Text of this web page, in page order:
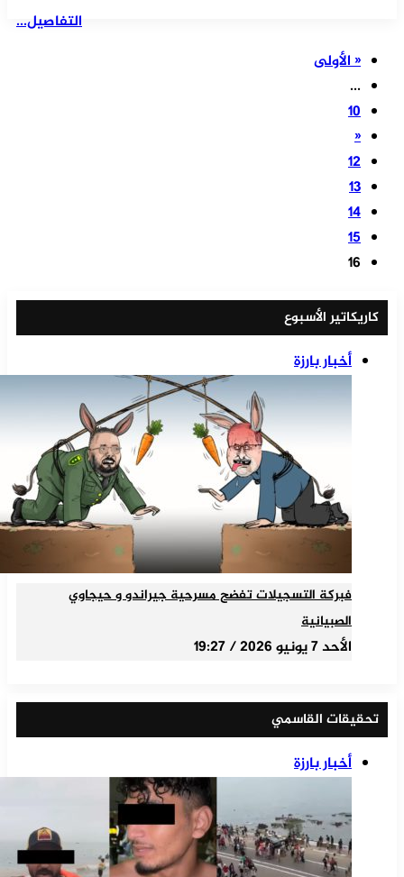
التفاصيل...
« الأولى
...
10
«
12
13
14
15
16
كاريكاتير الأسبوع
أخبار بارزة
فبركة التسجيلات تفضح مسرحية جيراندو و حيجاوي
الصبيانية
الأحد 7 يونيو 2026 / 19:27
تحقيقات القاسمي
أخبار بارزة